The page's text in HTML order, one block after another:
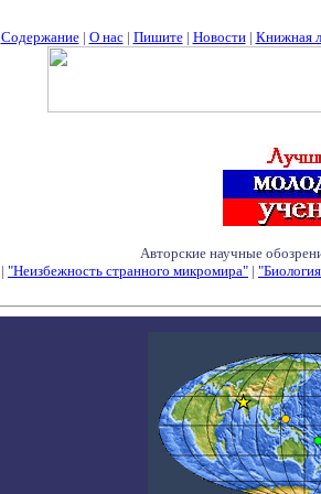
Содержание| О нас| Пишите| Новости| Книжная
Авторские научные
| "Неизбежность странного микромира" |